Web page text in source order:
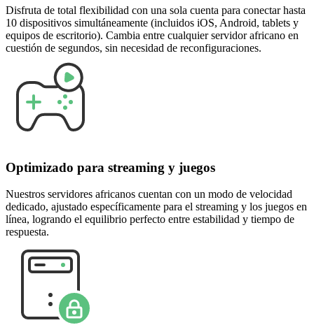
Disfruta de total flexibilidad con una sola cuenta para conectar hasta
10 dispositivos simultáneamente (incluidos iOS, Android, tablets y
equipos de escritorio). Cambia entre cualquier servidor africano en
cuestión de segundos, sin necesidad de reconfiguraciones.
Optimizado para streaming y juegos
Nuestros servidores africanos cuentan con un modo de velocidad
dedicado, ajustado específicamente para el streaming y los juegos en
línea, logrando el equilibrio perfecto entre estabilidad y tiempo de
respuesta.